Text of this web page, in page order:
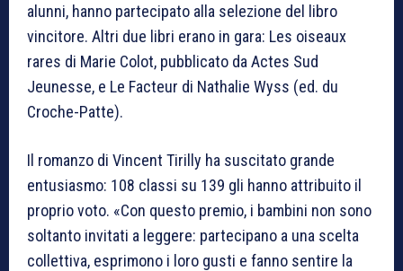
alunni, hanno partecipato alla selezione del libro
vincitore. Altri due libri erano in gara: Les oiseaux
rares di Marie Colot, pubblicato da Actes Sud
Jeunesse, e Le Facteur di Nathalie Wyss (ed. du
Croche-Patte).
Il romanzo di Vincent Tirilly ha suscitato grande
entusiasmo: 108 classi su 139 gli hanno attribuito il
proprio voto. «Con questo premio, i bambini non sono
soltanto invitati a leggere: partecipano a una scelta
collettiva, esprimono i loro gusti e fanno sentire la